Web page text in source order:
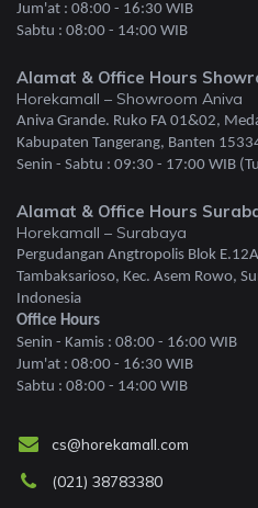
Jum'at : 08:00 - 16:30 WIB
Sabtu : 08:00 - 14:00 WIB
Alamat & Office Hours
Horekamall – Showroom Aniva
Aniva Grande. Ruko FA 01&02,
Kabupaten Tangerang, Banten
Senin - Sabtu : 09:30 - 17:00 WIB
Alamat & Office Hours
Horekamall – Surabaya
Pergudangan Angtropolis Blok
Tambaksarioso, Kec. Asem Rowo,
Indonesia
Office Hours
Senin - Kamis : 08:00 - 16:00 WIB
Jum'at : 08:00 - 16:30 WIB
Sabtu : 08:00 - 14:00 WIB
cs@horekamall.com
(021) 38783380